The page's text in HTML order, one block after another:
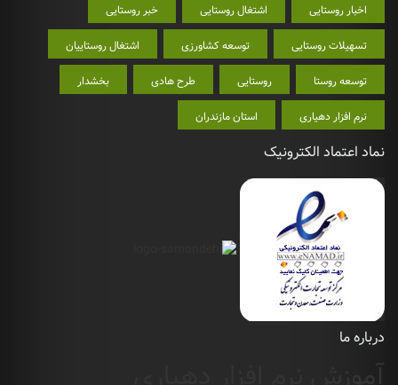
اخبار روستایی اشتغال روستایی خبر روستایی
تسهیلات روستایی توسعه کشاورزی اشتغال روستاییان
توسعه روستا روستایی طرح هادی بخشدار
نرم افزار دهیاری استان مازندران
نماد اعتماد الکترونیک
درباره ما